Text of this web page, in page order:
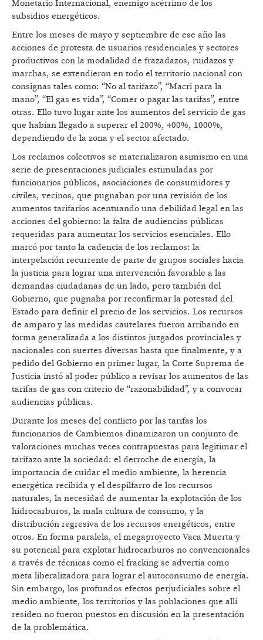
Monetario Internacional, enemigo acérrimo de los
subsidios energéticos.
Entre los meses de mayo y septiembre de ese año las
acciones de protesta de usuarios residenciales y sectores
productivos con la modalidad de frazadazos, ruidazos y
marchas, se extendieron en todo el territorio nacional con
consignas tales como: “No al tarifazo”, “Macri para la
mano”, “El gas es vida”, “Comer o pagar las tarifas”, entre
otras. Ello tuvo lugar ante los aumentos del servicio de gas
que habían llegado a superar el 200%, 400%, 1000%,
dependiendo de la zona y el sector afectado.
Los reclamos colectivos se materializaron asimismo en una
serie de presentaciones judiciales estimuladas por
funcionarios públicos, asociaciones de consumidores y
civiles, vecinos, que pugnaban por una revisión de los
aumentos tarifarios acentuando una debilidad legal en las
acciones del gobierno: la falta de audiencias públicas
requeridas para aumentar los servicios esenciales. Ello
marcó por tanto la cadencia de los reclamos: la
interpelación recurrente de parte de grupos sociales hacia
la justicia para lograr una intervención favorable a las
demandas ciudadanas de un lado, pero también del
Gobierno, que pugnaba por reconfirmar la potestad del
Estado para definir el precio de los servicios. Los recursos
de amparo y las medidas cautelares fueron arribando en
forma generalizada a los distintos juzgados provinciales y
nacionales con suertes diversas hasta que finalmente, y a
pedido del Gobierno en primer lugar, la Corte Suprema de
Justicia instó al poder público a revisar los aumentos de las
tarifas de gas con criterio de “razonabilidad”, y a convocar
audiencias públicas.
Durante los meses del conflicto por las tarifas los
funcionarios de Cambiemos dinamizaron un conjunto de
valoraciones muchas veces contrapuestas para legitimar el
tarifazo ante la sociedad: el derroche de energía, la
importancia de cuidar el medio ambiente, la herencia
energética recibida y el despilfarro de los recursos
naturales, la necesidad de aumentar la explotación de los
hidrocarburos, la mala cultura de consumo, y la
distribución regresiva de los recursos energéticos, entre
otros. En forma paralela, el megaproyecto Vaca Muerta y
su potencial para explotar hidrocarburos no convencionales
a través de técnicas como el fracking se advertía como
meta liberalizadora para lograr el autoconsumo de energía.
Sin embargo, los profundos efectos perjudiciales sobre el
medio ambiente, los territorios y las poblaciones que allí
residen no fueron puestos en discusión en la presentación
de la problemática.